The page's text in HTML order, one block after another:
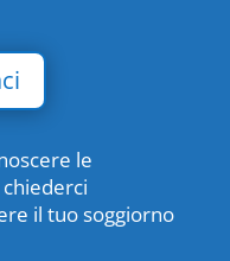
le
il tuo soggiorno